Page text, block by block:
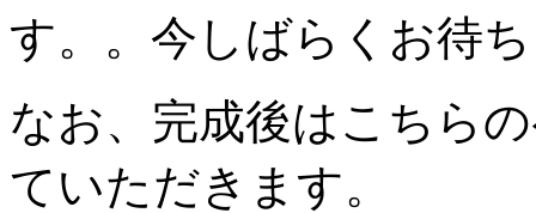
す。。今しばらくお待
なお、完成後はこちら
ていただきます。